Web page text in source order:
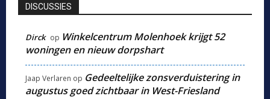
DISCUSSIES
Dirck op Winkelcentrum Molenhoek krijgt 52
woningen en nieuw dorpshart
Jaap Verlaren op Gedeeltelijke zonsverduistering in
augustus goed zichtbaar in West-Friesland